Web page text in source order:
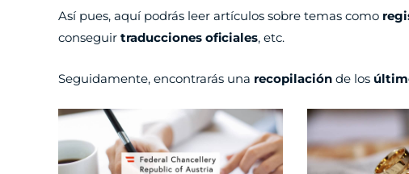
Así pues, aquí podrás leer artículos sobre temas como
conseguir traducciones oficiales, etc.
Seguidamente, encontrarás una recopilación de los